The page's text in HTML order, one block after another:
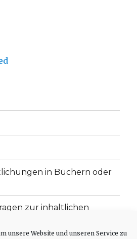
unsere Website und unseren Service zu
in Büchern oder
zur inhaltlichen